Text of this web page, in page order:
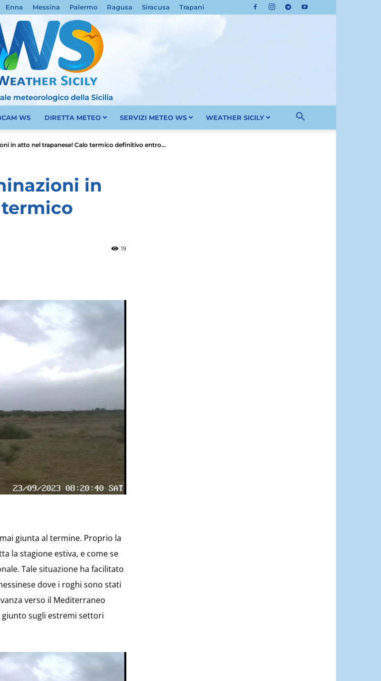
Enna Messina Palermo Ragusa Siracusa Trapani
Sicilia
Weather
WS DIRETTA METEO SERVIZI METEO WS WEATHER SICILY
in atto nel trapanese! Calo termico definitivo entro...
in
19
giunta al termine. Proprio la
la stagione estiva, e come se
Tale situazione ha facilitato
dove i roghi sono stati
verso il Mediterraneo
sugli estremi settori